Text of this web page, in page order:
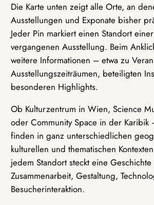
Die Karte unten zeigt alle Orte, an
Ausstellungen und Exponate bisher
Jeder Pin markiert einen Standort
vergangenen Ausstellung. Beim
weitere Informationen – etwa zu
Ausstellungszeiträumen, beteiligten
besonderen Highlights.
Ob Kulturzentrum in Wien, Science
oder Community Space in der Karibik
finden in ganz unterschiedlichen
kulturellen und thematischen
jedem Standort steckt eine Geschichte
Zusammenarbeit, Gestaltung,
Besucherinteraktion.